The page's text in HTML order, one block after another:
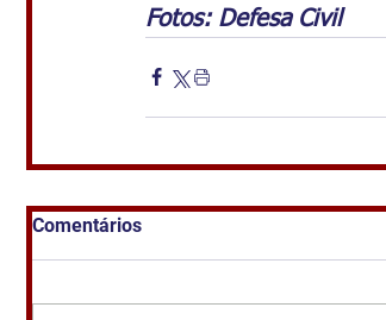
Fotos: Defesa Civil
Comentários